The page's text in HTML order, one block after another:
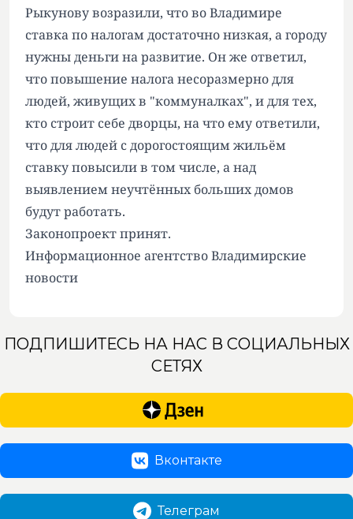
Рыкунову возразили, что во Владимире
ставка по налогам достаточно низкая, а городу
нужны деньги на развитие. Он же ответил,
что повышение налога несоразмерно для
людей, живущих в "коммуналках", и для тех,
кто строит себе дворцы, на что ему ответили,
что для людей с дорогостоящим жильём
ставку повысили в том числе, а над
выявлением неучтённых больших домов
будут работать.
Законопроект принят.
Информационное агентство Владимирские
новости
ПОДПИШИТЕСЬ НА НАС В СОЦИАЛЬНЫХ
СЕТЯХ
Вконтакте
Телеграм